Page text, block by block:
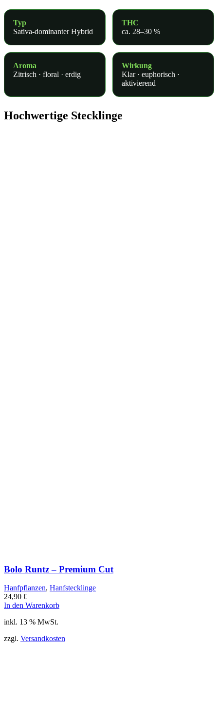
Typ
Sativa-dominanter Hybrid
THC
ca. 28–30 %
Aroma
Zitrisch · floral · erdig
Wirkung
Klar · euphorisch ·
aktivierend
Hochwertige Stecklinge
Bolo Runtz – Premium Cut
Hanfpflanzen, Hanfstecklinge
24,90 €
In den Warenkorb
inkl. 13 % MwSt.
zzgl. Versandkosten